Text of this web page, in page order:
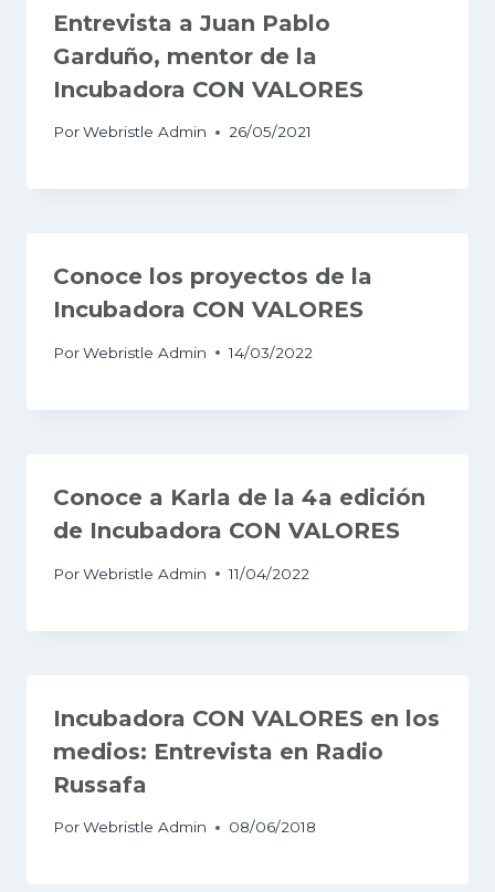
Entrevista a Juan Pablo
Garduño, mentor de la
Incubadora CON VALORES
PorWebristle Admin 26/05/2021
Conoce los proyectos de la
Incubadora CON VALORES
PorWebristle Admin 14/03/2022
Conoce a Karla de la 4a edición
de Incubadora CON VALORES
PorWebristle Admin 11/04/2022
Incubadora CON VALORES en los
medios: Entrevista en Radio
Russafa
PorWebristle Admin 08/06/2018